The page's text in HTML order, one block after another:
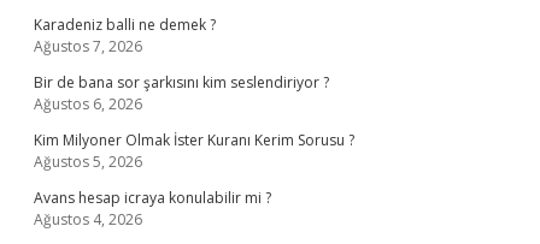
Karadeniz balli ne demek ?
Ağustos 7, 2026
Bir de bana sor şarkısını kim seslendiriyor ?
Ağustos 6, 2026
Kim Milyoner Olmak İster Kuranı Kerim Sorusu ?
Ağustos 5, 2026
Avans hesap icraya konulabilir mi ?
Ağustos 4, 2026